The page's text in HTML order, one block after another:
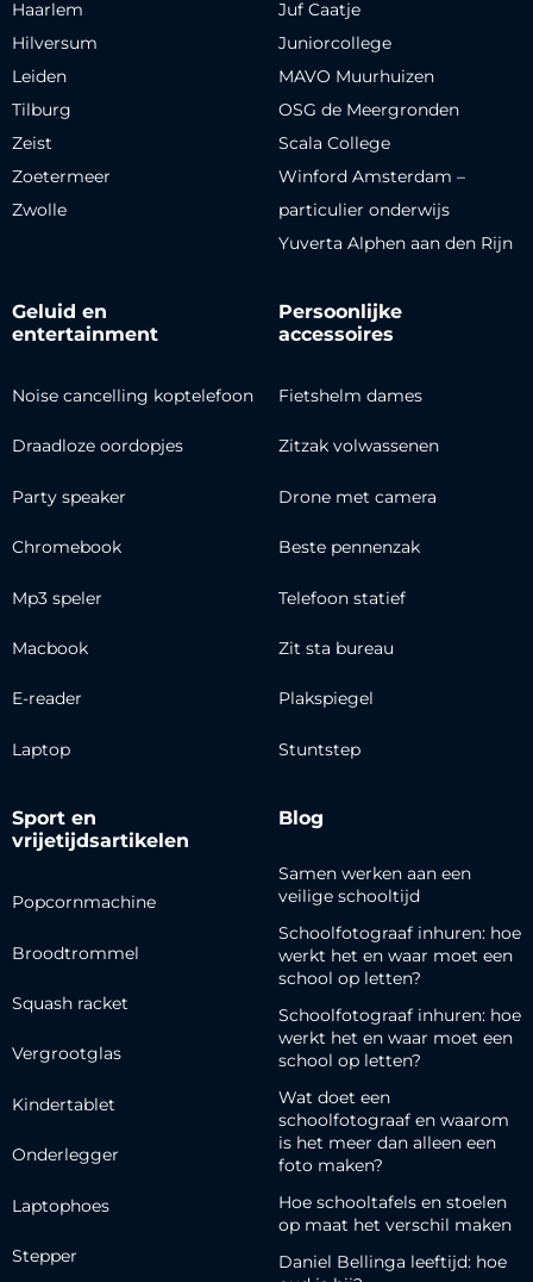
Haarlem
Hilversum
Leiden
Tilburg
Zeist
Zoetermeer
Zwolle
Juf Caatje
Juniorcollege
MAVO Muurhuizen
OSG de Meergronden
Scala College
Winford Amsterdam –
particulier onderwijs
Yuverta Alphen aan den Rijn
Geluid en
entertainment
Noise cancelling koptelefoon
Draadloze oordopjes
Party speaker
Chromebook
Mp3 speler
Macbook
E-reader
Laptop
Persoonlijke
accessoires
Fietshelm dames
Zitzak volwassenen
Drone met camera
Beste pennenzak
Telefoon statief
Zit sta bureau
Plakspiegel
Stuntstep
Sport en
vrijetijdsartikelen
Popcornmachine
Broodtrommel
Squash racket
Vergrootglas
Kindertablet
Onderlegger
Laptophoes
Stepper
Blog
Samen werken aan een
veilige schooltijd
Schoolfotograaf inhuren: hoe
werkt het en waar moet een
school op letten?
Schoolfotograaf inhuren: hoe
werkt het en waar moet een
school op letten?
Wat doet een
schoolfotograaf en waarom
is het meer dan alleen een
foto maken?
Hoe schooltafels en stoelen
op maat het verschil maken
Daniel Bellinga leeftijd: hoe